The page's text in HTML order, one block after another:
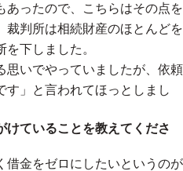
あったので、こちらはその点を
裁判所は相続財産のほとんどを
下しました。
思いでやっていましたが、依頼
す」と言われてほっとしまし
けていることを教えてくださ
借金をゼロにしたいというのが